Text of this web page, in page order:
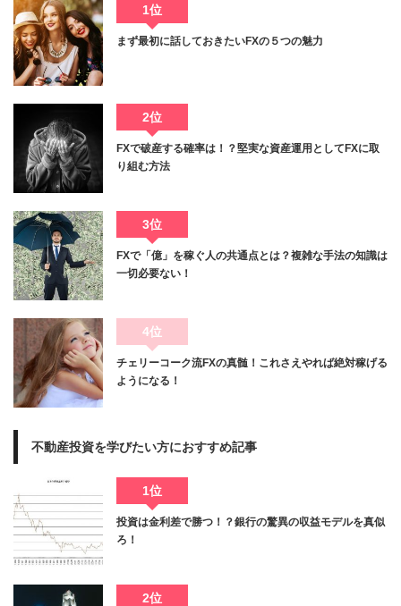
1位
まず最初に話しておきたいFXの５つの魅力
2位
FXで破産する確率は！？堅実な資産運用としてFXに取
り組む方法
3位
FXで「億」を稼ぐ人の共通点とは？複雑な手法の知識は
一切必要ない！
4位
チェリーコーク流FXの真髄！これさえやれば絶対稼げる
ようになる！
不動産投資を学びたい方におすすめ記事
1位
投資は金利差で勝つ！？銀行の驚異の収益モデルを真似
ろ！
2位